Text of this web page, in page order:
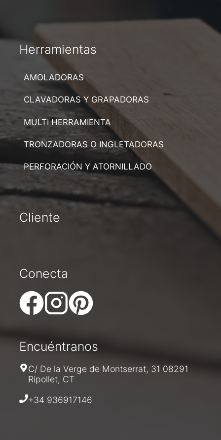
Herramientas
AMOLADORAS
CLAVADORAS Y GRAPADORAS
MULTI HERRAMIENTA
TRONZADORAS O INGLETADORAS
PERFORACIÓN Y ATORNILLADO
Cliente
Conecta
Encuéntranos
C/ De la Verge de Montserrat, 31 08291
Ripollet, CT
+34 936917146